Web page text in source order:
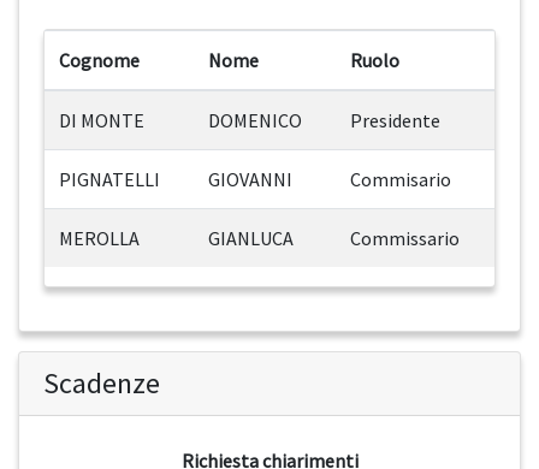
Cognome Nome Ruolo
DI MONTE DOMENICO Presidente
PIGNATELLI GIOVANNI Commisario
MEROLLA GIANLUCA Commissario
Scadenze
Richiesta chiarimenti